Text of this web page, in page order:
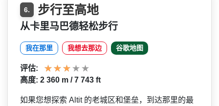
6. 步行至高地
从卡里马巴德轻松步行
我在那里 我想去那边 谷歌地图
评估:
高度: 2 360 m / 7 743 ft
如果您想探索 Altit 的老城区和堡垒，到达那里的­最